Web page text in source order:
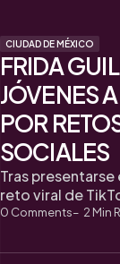
CIUDAD DE MÉXICO
FRIDA
JÓVENES
POR
SOCIALES
0 Comments 2 Min
Tras
reto viral de